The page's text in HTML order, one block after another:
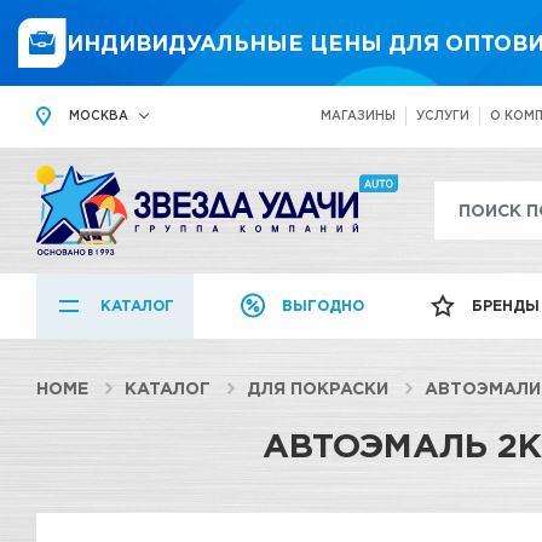
ИНДИВИДУАЛЬНЫЕ ЦЕНЫ ДЛЯ
МОСКВА МАГАЗИНЫ УСЛУГИ О
КАТАЛОГ ВЫГОДНО БРЕНДЫ
HOME КАТАЛОГ ДЛЯ ПОКРАСКИ АВТОЭМАЛИ
АВТОЭМАЛЬ 2К